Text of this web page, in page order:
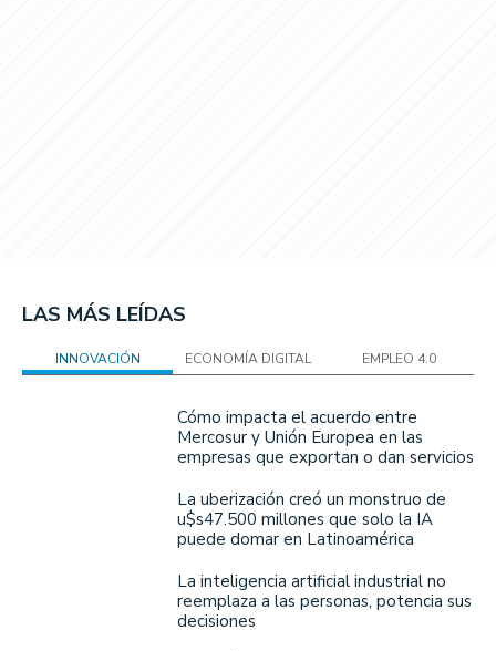
LAS MÁS LEÍDAS
INNOVACIÓN ECONOMÍA DIGITAL EMPLEO 4.0
Cómo impacta el acuerdo entre
Mercosur y Unión Europea en las
empresas que exportan o dan servicios
La uberización creó un monstruo de
u$s47.500 millones que solo la IA
puede domar en Latinoamérica
La inteligencia artificial industrial no
reemplaza a las personas, potencia sus
decisiones